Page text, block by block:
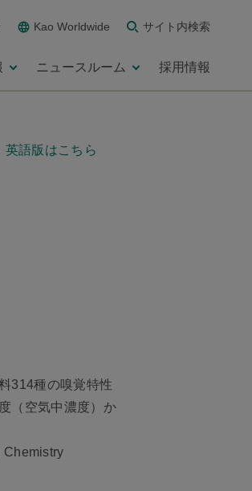
Kao Worldwide サイト内検索
ニュースルーム 採用情報
英語版はこちら
314種の嗅覚特性
（空気中濃度）か
Chemistry